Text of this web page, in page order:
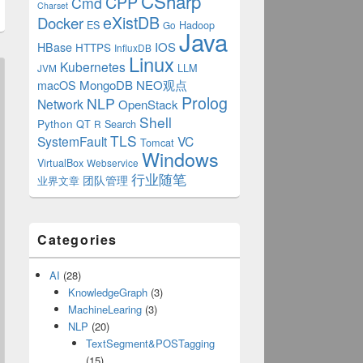
Charset
Docker ES eXistDB Go Hadoop
HBase HTTPS InfluxDB IOSJava
JVM Kubernetes Linux LLM
macOS MongoDB NEO观点
Network NLP OpenStack Prolog
Python QT R Search Shell
SystemFaultTLS Tomcat VC
VirtualBox Webservice Windows
业界文章 团队管理 行业随笔
Categories
AI (28)
KnowledgeGraph(3)
MachineLearing(3)
NLP (20)
TextSegment&POSTagging